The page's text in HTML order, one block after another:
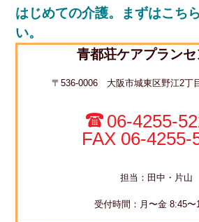
はじめての介護。まずはこち
い。
青都荘ケアプランセ
〒536-0006 大阪市城東区野江2丁
06-4255-
FAX 06-4255-
担当：田中・片山
受付時間：月〜金 8:45〜